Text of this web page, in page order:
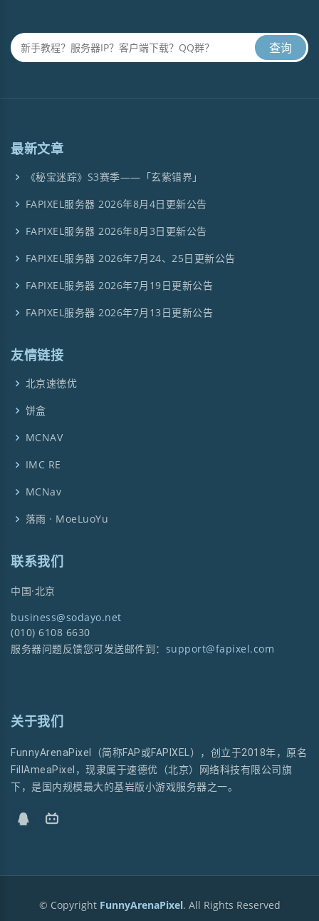
最新文章
《秘宝迷踪》S3赛季——「玄紫错界」
FAPIXEL服务器 2026年8月4日更新公告
FAPIXEL服务器 2026年8月3日更新公告
FAPIXEL服务器 2026年7月24、25日更新公告
FAPIXEL服务器 2026年7月19日更新公告
FAPIXEL服务器 2026年7月13日更新公告
友情链接
北京速徳优
饼盒
MCNAV
IMC RE
MCNav
落雨 · MoeLuoYu
联系我们
中国·北京
business@sodayo.net
(010) 6108 6630
服务器问题反馈您可发送邮件到： support@fapixel.com
关于我们
FunnyArenaPixel（简称FAP或FAPIXEL），创立于2018年，原名
FillAmeaPixel，现隶属于速德优（北京）网络科技有限公司旗
下，是国内规模最大的基岩版小游戏服务器之一。
© Copyright FunnyArenaPixel. All Rights Reserved